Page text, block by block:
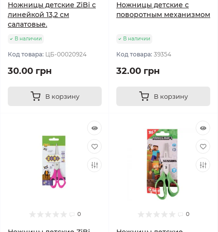
Ножницы детские ZiBi с
линейкой 13,2 см
салатовые.
В наличии
Код товара: ЦБ-00020924
30.00 грн
В корзину
Ножницы детские с
поворотным механизмом
В наличии
Код товара: 39354
32.00 грн
В корзину
0 0